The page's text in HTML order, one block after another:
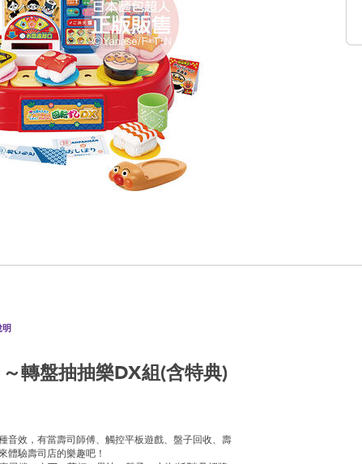
明
轉盤抽抽樂DX組(含特典)
音效，有當壽司師傅、觸控平板遊戲、盤子回收、壽
體驗壽司店的樂趣吧！